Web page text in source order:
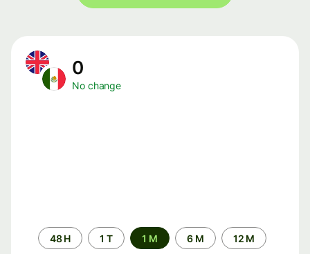
0
No change
Time
period
48 H 1 T 1 M 6 M 12 M